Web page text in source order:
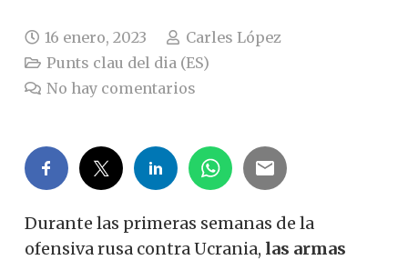
16 enero, 2023
Carles López
Punts clau del dia (ES)
No hay comentarios
Durante las primeras semanas de la
ofensiva rusa contra Ucrania, las armas